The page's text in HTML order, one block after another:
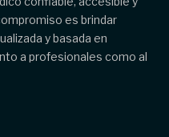
es brindar
y basada en
a profesionales como al